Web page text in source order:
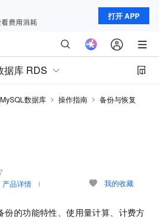
打开 APP
据库 RDS
数据库 操作指南
备份与恢复
产品详情 我的收藏
份的功能特性、使用量计算、计费方